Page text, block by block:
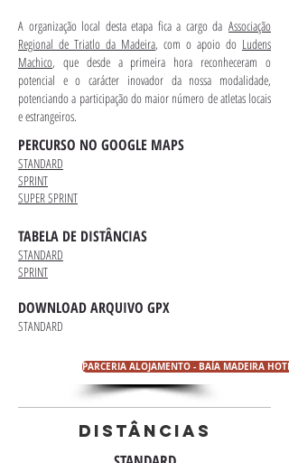
A organização local desta etapa fica a cargo da Associação
Regional de Triatlo da Madeira, com o apoio do Ludens
Machico, que desde a primeira hora reconheceram o
potencial e o carácter inovador da nossa modalidade,
potenciando a participação do maior número de atletas locais
e estrangeiros.
PERCURSO NO GOOGLE MAPS
STANDARD
SPRINT
SUPER SPRINT
TABELA DE DISTÂNCIAS
STANDARD
SPRINT
DOWNLOAD ARQUIVO GPX
STANDARD
PARCERIA ALOJAMENTO - BAÍA MADEIRA
DISTÂNCIAS